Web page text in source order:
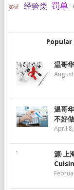
签证 经验类 罚单
Popular
温哥
温哥
不好做
April
源·上